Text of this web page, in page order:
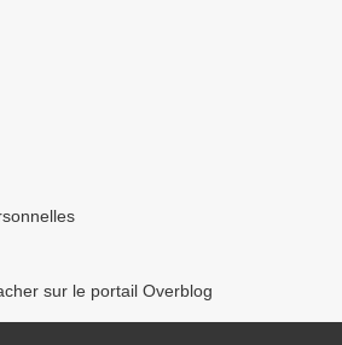
sur le portail Overblog